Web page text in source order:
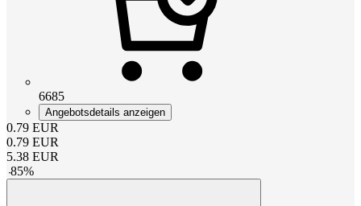
6685
Angebotsdetails anzeigen
0.79 EUR
0.79 EUR
5.38 EUR
-85%